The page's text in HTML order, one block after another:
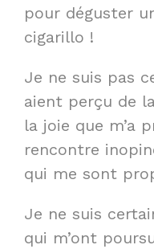
pour déguster
cigarillo !
Je ne suis pas
aient perçu de
la joie que m’a
rencontre
qui me sont
Je ne suis
qui m’ont